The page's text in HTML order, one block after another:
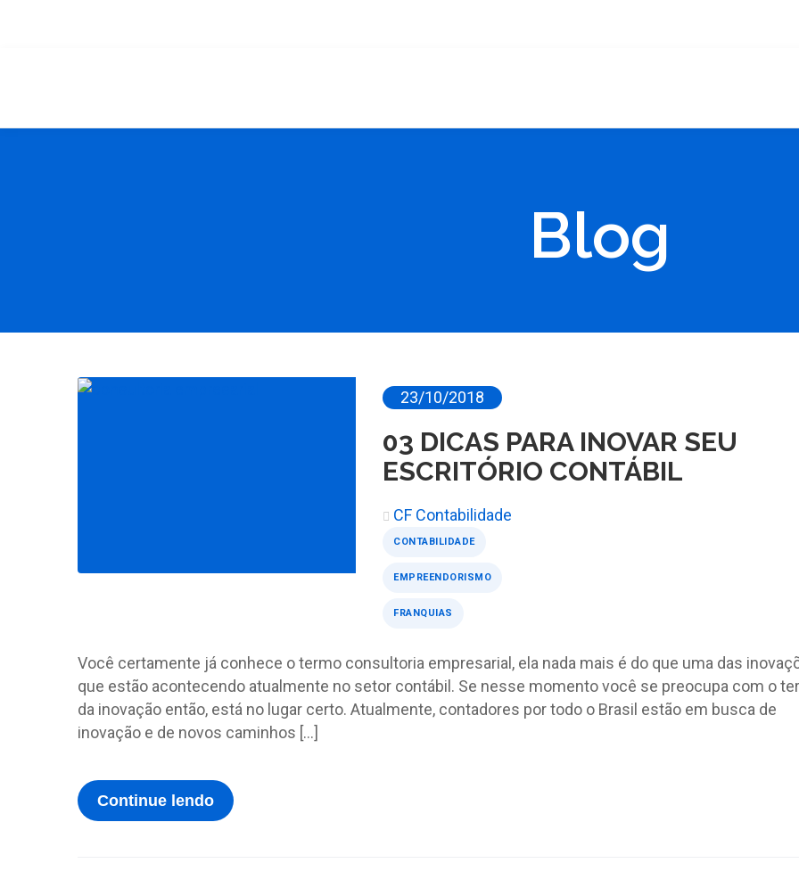
Blog
23/10/2018
03 DICAS PARA INOVAR SEU
ESCRITÓRIO CONTÁBIL
CF Contabilidade
CONTABILIDADE
EMPREENDORISMO
FRANQUIAS
Você certamente já conhece o termo consultoria empresarial, ela nada mais é do que uma das
que estão acontecendo atualmente no setor contábil. Se nesse momento você se preocupa com o
da inovação então, está no lugar certo. Atualmente, contadores por todo o Brasil estão em busca de
inovação e de novos caminhos […]
Continue lendo